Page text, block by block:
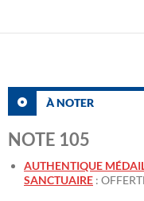
À NOTER
NOTE 105
AUTHENTIQUE
SANCTUAIRE :